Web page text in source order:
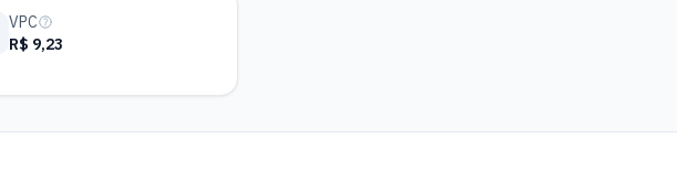
VPC
R$ 9,23